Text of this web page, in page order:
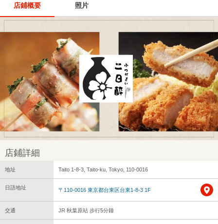
店鋪概要 照片
店鋪詳細
地址 Taito 1-8-3, Taito-ku, Tokyo, 110-0016
日語地址 〒110-0016 東京都台東区台東1-8-3 1F
交通 JR 秋葉原站 步行5分鐘